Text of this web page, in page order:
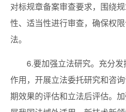
对标规章备案审查要求，围绕
性、适当性进行审查，确保权
法。
6.要加强立法研究。充分发
作用，开展立法委托研究和咨
期效果的评估和立法后评估。